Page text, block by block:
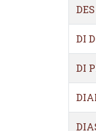
DI
DI